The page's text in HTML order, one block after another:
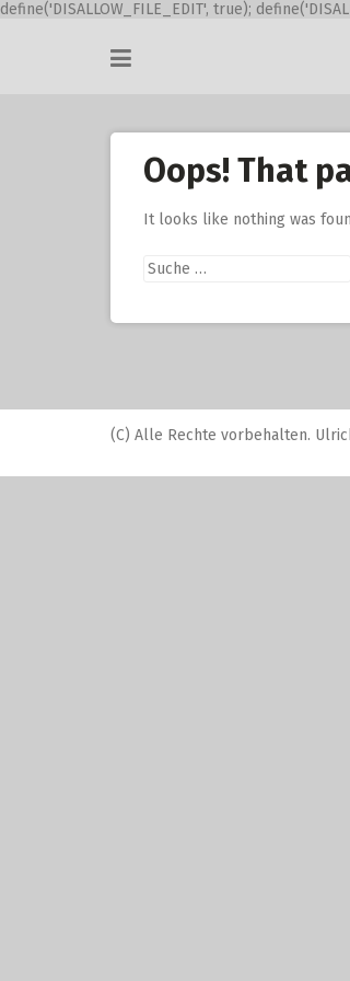
define('DISALLOW_FILE_EDIT', true);
Oops! That
It looks like nothing was
Suche
nach:
(C) Alle Rechte vorbehalten.